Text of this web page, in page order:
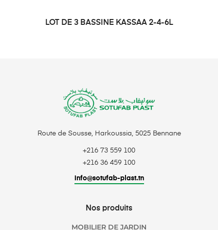
LOT DE 3 BASSINE KASSAA 2-4-6L
Route de Sousse, Harkoussia, 5025 Bennane
+216 73 559 100
+216 36 459 100
info@sotufab-plast.tn
Nos produits
MOBILIER DE JARDIN